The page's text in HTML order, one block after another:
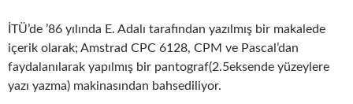
İTÜ’de ’86 yılında E. Adalı tarafından yazılmış bir makalede
içerik olarak; Amstrad CPC 6128, CPM ve Pascal’dan
faydalanılarak yapılmış bir pantograf(2.5eksende yüzeylere
yazı yazma) makinasından bahsediliyor.